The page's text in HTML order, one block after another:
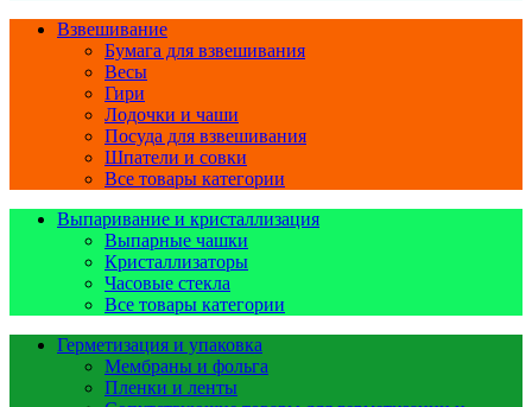
Взвешивание
Бумага для взвешивания
Весы
Гири
Лодочки и чаши
Посуда для взвешивания
Шпатели и совки
Все товары категории
Выпаривание и кристаллизация
Выпарные чашки
Кристаллизаторы
Часовые стекла
Все товары категории
Герметизация и упаковка
Мембраны и фольга
Пленки и ленты